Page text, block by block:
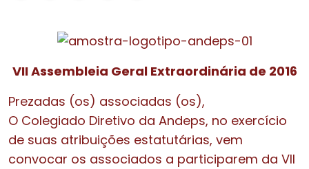
VII Assembleia Geral Extraordinária de 2016
Prezadas (os) associadas (os),
O Colegiado Diretivo da Andeps, no exercício
de suas atribuições estatutárias, vem
convocar os associados a participarem da VII